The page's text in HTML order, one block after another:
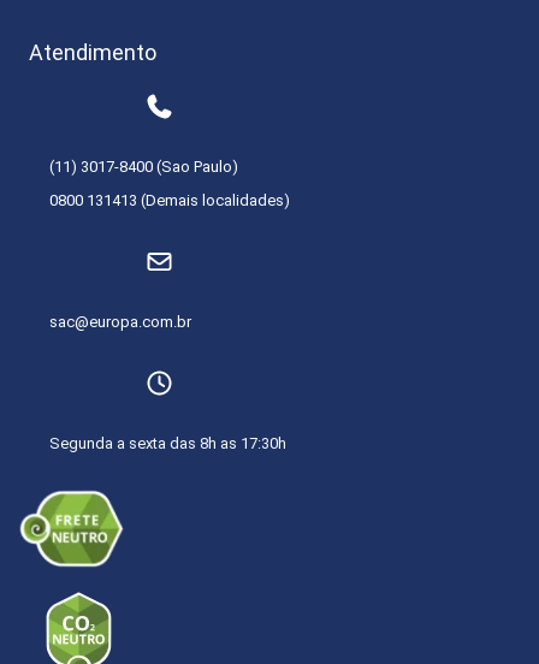
Atendimento
(11) 3017-8400 (Sao Paulo)
0800 131413 (Demais localidades)
sac@europa.com.br
Segunda a sexta das 8h as 17:30h